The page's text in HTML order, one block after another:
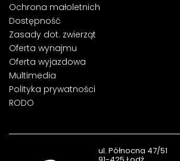
Ochrona małoletnich
Dostępność
Zasady dot. zwierząt
Oferta wynajmu
Oferta wyjazdowa
Multimedia
Polityka prywatności
RODO
ul. Północna 47/51